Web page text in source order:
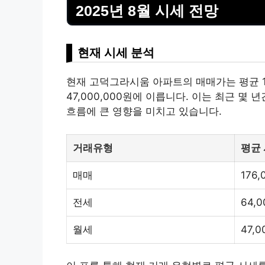
2025년 8월 시세 전망
현재 시세 분석
현재 고덕그라시움 아파트의 매매가는 평
47,000,000원에 이릅니다. 이는 최근 몇 년
흐름에 큰 영향을 미치고 있습니다.
거래유형 평균
매매
전세
월세